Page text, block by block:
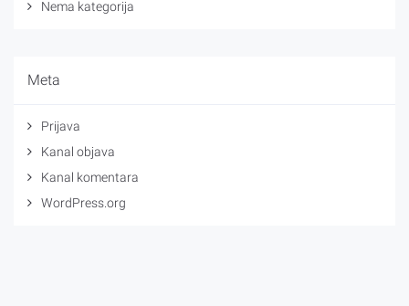
Nema kategorija
Meta
Prijava
Kanal objava
Kanal komentara
WordPress.org